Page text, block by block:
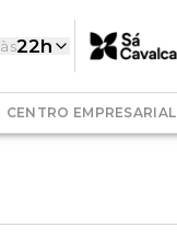
às22h
CENTRO EMPRESARIAL